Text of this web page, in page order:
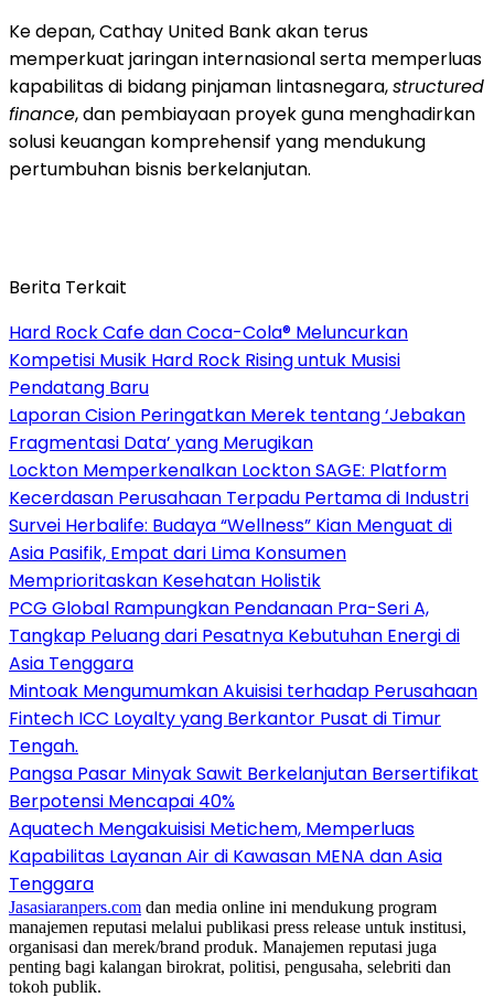
Ke depan, Cathay United Bank akan terus
memperkuat jaringan internasional serta memperluas
kapabilitas di bidang pinjaman lintasnegara,structured
finance, dan pembiayaan proyek guna menghadirkan
solusi keuangan komprehensif yang mendukung
pertumbuhan bisnis berkelanjutan.
Berita Terkait
Hard Rock Cafe dan Coca-Cola® Meluncurkan
Kompetisi Musik Hard Rock Rising untuk Musisi
Pendatang Baru
Laporan Cision Peringatkan Merek tentang ‘Jebakan
Fragmentasi Data’ yang Merugikan
Lockton Memperkenalkan Lockton SAGE: Platform
Kecerdasan Perusahaan Terpadu Pertama di Industri
Survei Herbalife: Budaya “Wellness” Kian Menguat di
Asia Pasifik, Empat dari Lima Konsumen
Memprioritaskan Kesehatan Holistik
PCG Global Rampungkan Pendanaan Pra-Seri A,
Tangkap Peluang dari Pesatnya Kebutuhan Energi di
Asia Tenggara
Mintoak Mengumumkan Akuisisi terhadap Perusahaan
Fintech ICC Loyalty yang Berkantor Pusat di Timur
Tengah.
Pangsa Pasar Minyak Sawit Berkelanjutan Bersertifikat
Berpotensi Mencapai 40%
Aquatech Mengakuisisi Metichem, Memperluas
Kapabilitas Layanan Air di Kawasan MENA dan Asia
Tenggara
Jasasiaranpers.com dan media online ini mendukung program
manajemen reputasi melalui publikasi press release untuk institusi,
organisasi dan merek/brand produk. Manajemen reputasi juga
penting bagi kalangan birokrat, politisi, pengusaha, selebriti dan
tokoh publik.